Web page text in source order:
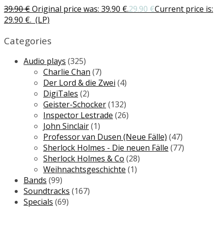
39.90€Original price was: 39.90 €.29.90 €Current price is:
29.90 €. (LP)
Categories
Audio plays (325)
Charlie Chan (7)
Der Lord & die Zwei (4)
DigiTales (2)
Geister-Schocker(132)
Inspector Lestrade (26)
John Sinclair(1)
Professor van Dusen (Neue Fälle) (47)
Sherlock Holmes - Die neuen Fälle (77)
Sherlock Holmes & Co (28)
Weihnachtsgeschichte (1)
Bands (99)
Soundtracks (167)
Specials (69)